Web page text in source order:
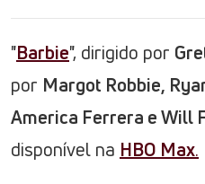
"Barbie", dirigido por
por Margot Robbie,
America Ferrera e Will
disponível na HBO Max.